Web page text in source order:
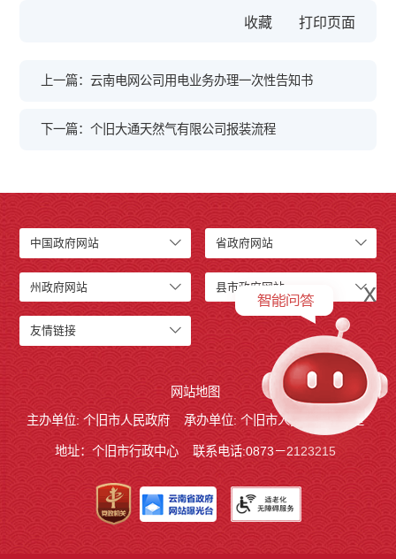
收藏
上一篇：云南电网公司用电业务办理一次性告知书
下一篇：个旧大通天然气有限公司报装流程
中国政府网站 省政府网站
州政府网站 县市政府网站
友情链接
网站地图
主办单位: 个旧市人民政府
承办单位: 个旧市人民政府办公室
地址：个旧市行政中心 联系电话:0873－2123215
x